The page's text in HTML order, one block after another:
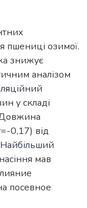
пшениці озимої.
знижує
аналізом
у складі
0,17) від
мав
посевное